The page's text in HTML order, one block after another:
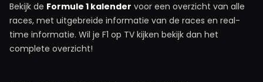
Bekijk de Formule 1 kalender voor een overzicht van alle
races, met uitgebreide informatie van de races en real-
time informatie. Wil je F1 op TV kijken bekijk dan het
complete overzicht!